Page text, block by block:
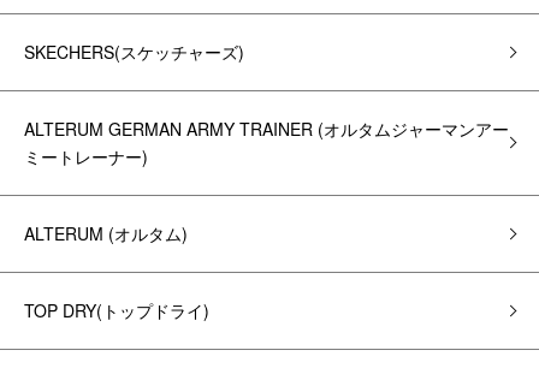
SKECHERS(スケッチャーズ)
ALTERUM GERMAN ARMY TRAINER (オルタムジャーマンアー
ミートレーナー)
ALTERUM (オルタム)
TOP DRY(トップドライ)